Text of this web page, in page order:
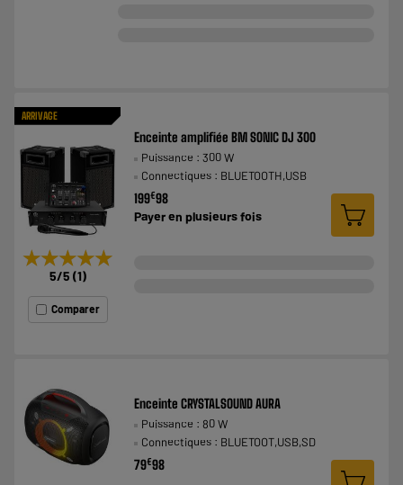
ARRIVAGE
★★★★★
★★★★★
5/5 (1)
Comparer
Enceinte amplifiée BM SONIC DJ 300
Puissance : 300 W
Connectiques : BLUETOOTH,USB
199€98
Payer en plusieurs fois
Enceinte CRYSTALSOUND AURA
Puissance : 80 W
Connectiques : BLUETOOT,USB,SD
79€98